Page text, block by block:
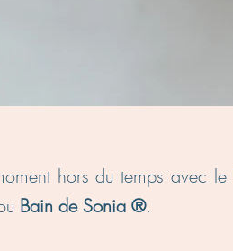
hors du temps avec le
Bain de Sonia ®.